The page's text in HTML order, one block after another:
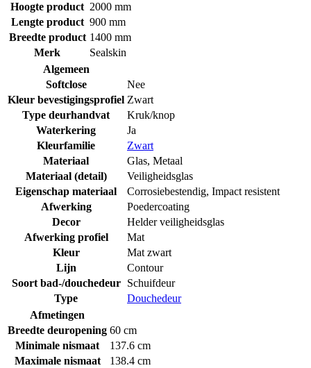
Hoogte product 2000 mm
Lengte product 900 mm
Breedte product 1400 mm
Merk
Sealskin
Algemeen
Softclose
Nee
Kleur bevestigingsprofiel Zwart
Type deurhandvat
Kruk/knop
Waterkering
Ja
Kleurfamilie
Zwart
Materiaal
Glas, Metaal
Materiaal (detail)
Veiligheidsglas
Eigenschap materiaal
Corrosiebestendig, Impact resistent
Afwerking
Poedercoating
Decor
Helder veiligheidsglas
Afwerking profiel
Mat
Kleur
Mat zwart
Lijn
Contour
Soort bad-/douchedeur
Schuifdeur
Type
Douchedeur
Afmetingen
Breedte deuropening 60 cm
Minimale nismaat
137.6 cm
Maximale nismaat
138.4 cm